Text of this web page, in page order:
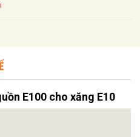
E100 cho xăng E10